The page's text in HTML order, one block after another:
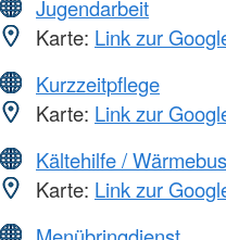
Jugendarbeit
Karte: Link zur
Kurzzeitpflege
Karte: Link zur
Kältehilfe / Wärmebus
Karte: Link zur